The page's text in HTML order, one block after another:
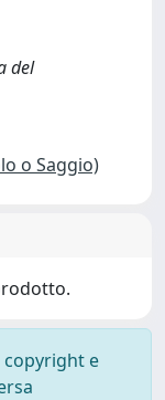
del
o Saggio)
copyright e